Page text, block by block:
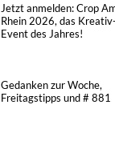
Jetzt anmelden: Crop
Rhein 2026, das Kreativ-
Event des Jahres!
Gedanken zur Woche,
Freitagstipps und # 881